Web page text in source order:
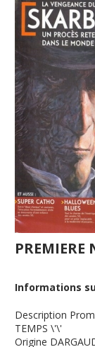
PREMIERE
Informations
Description
TEMPS \'\'
Origine